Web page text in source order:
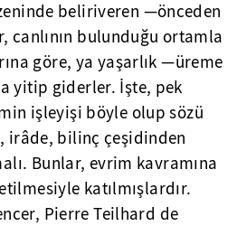
beliriveren —önceden
bulunduğu ortamla
göre, ya yaşarlık —üreme
yitip giderler. İşte, pek
işleyişi böyle olup sözü
irâde, bilinç çeşidinden
Bunlar, evrim kavramına
katılmışlardır.
Pierre Teilhard de